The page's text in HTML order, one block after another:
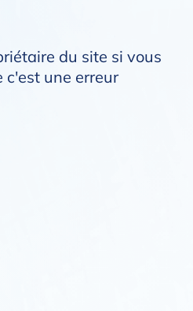
du site si vous
c'est une erreur